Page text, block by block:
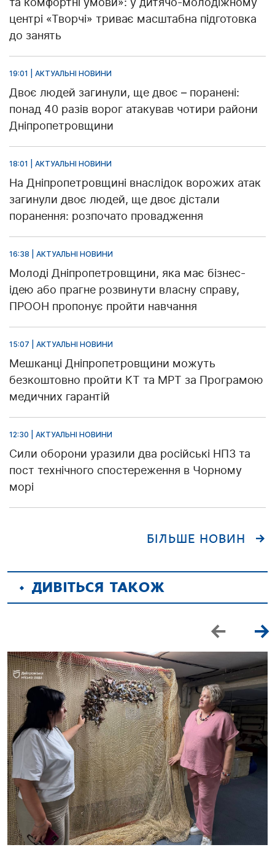
центрі «Творчі» триває масштабна підготовка
до занять
19:01 | АКТУАЛЬНІ НОВИНИ
Двоє людей загинули, ще двоє – поранені:
понад 40 разів ворог атакував чотири райони
Дніпропетровщини
18:01 | АКТУАЛЬНІ НОВИНИ
На Дніпропетровщині внаслідок ворожих атак
загинули двоє людей, ще двоє дістали
поранення: розпочато провадження
16:38 | АКТУАЛЬНІ НОВИНИ
Молоді Дніпропетровщини, яка має бізнес-
ідею або прагне розвинути власну справу,
ПРООН пропонує пройти навчання
15:07 | АКТУАЛЬНІ НОВИНИ
Мешканці Дніпропетровщини можуть
безкоштовно пройти КТ та МРТ за Програмою
медичних гарантій
12:30 | АКТУАЛЬНІ НОВИНИ
Сили оборони уразили два російські НПЗ та
пост технічного спостереження в Чорному
морі
БІЛЬШЕ НОВИН
ДИВІТЬСЯ ТАКОЖ